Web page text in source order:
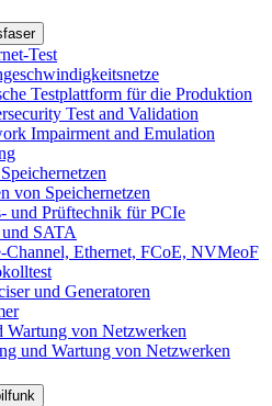
Test
Testplattform für die Produktion
Test and Validation
Impairment and Emulation
von Speichernetzen
und Prüftechnik für PCIe
SATA
Channel, Ethernet, FCoE, NVMeoF
und Generatoren
Wartung von Netzwerken
und Wartung von Netzwerken